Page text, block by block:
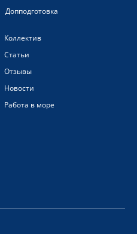
Допподготовка
Коллектив
Статьи
Отзывы
Новости
Работа в море